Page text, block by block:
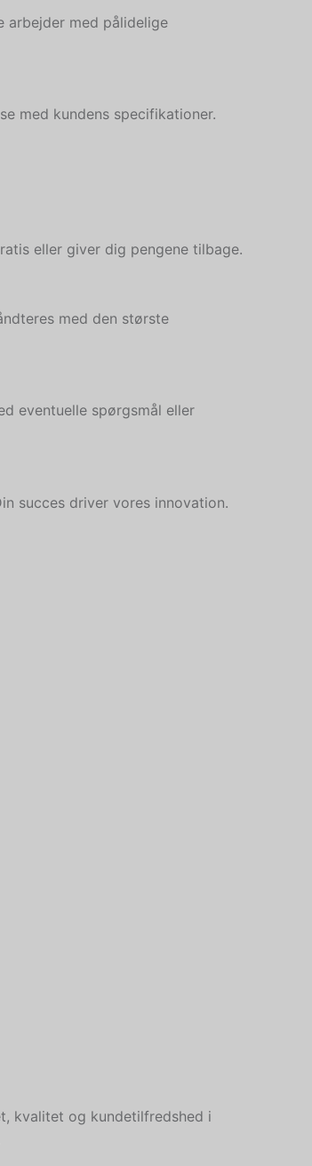
arbejder med pålidelige
med kundens specifikationer.
eller giver dig pengene tilbage.
med den største
eventuelle spørgsmål eller
succes driver vores innovation.
kvalitet og kundetilfredshed i